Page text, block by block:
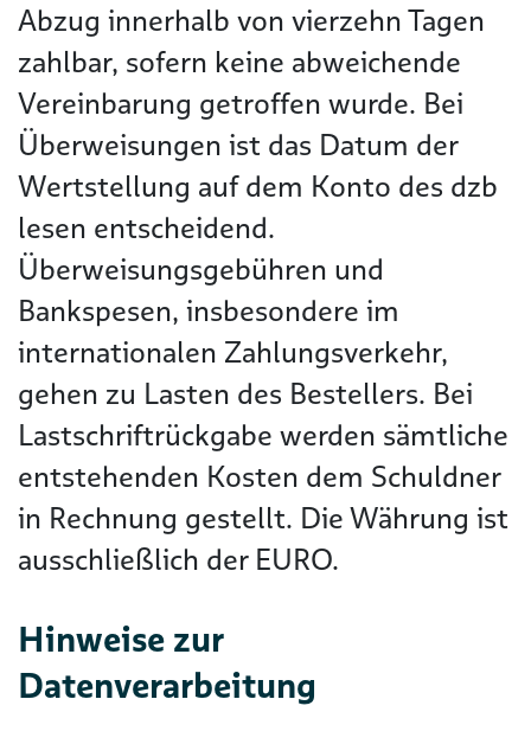
Abzug innerhalb von vierzehn Tagen
zahlbar, sofern keine abweichende
Vereinbarung getroffen wurde. Bei
Überweisungen ist das Datum der
Wertstellung auf dem Konto des dzb
lesen entscheidend.
Überweisungsgebühren und
Bankspesen, insbesondere im
internationalen Zahlungsverkehr,
gehen zu Lasten des Bestellers. Bei
Lastschriftrückgabe werden sämtliche
entstehenden Kosten dem Schuldner
in Rechnung gestellt. Die Währung ist
ausschließlich der EURO.
Hinweise zur
Datenverarbeitung